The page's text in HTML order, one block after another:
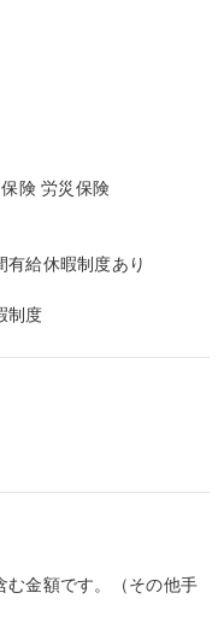
険 労災保険
給休暇制度あり
制度
む金額です。（その他手